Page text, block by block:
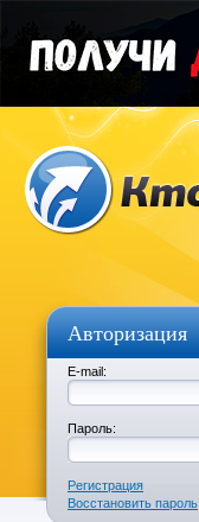
Авторизация
E-mail:
Пароль:
Регистрация
Восстановить пароль